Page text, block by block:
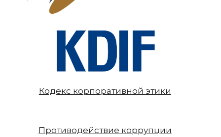
Кодекс корпоративной этики
Противодействие коррупции